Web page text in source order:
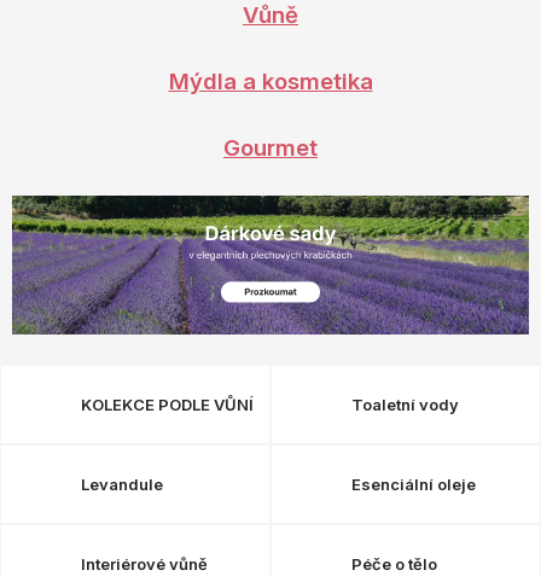
Vůně
Mýdla a kosmetika
Gourmet
KOLEKCE PODLE VŮNÍ Toaletní vody
Levandule Esenciální oleje
Interiérové vůně Péče o tělo